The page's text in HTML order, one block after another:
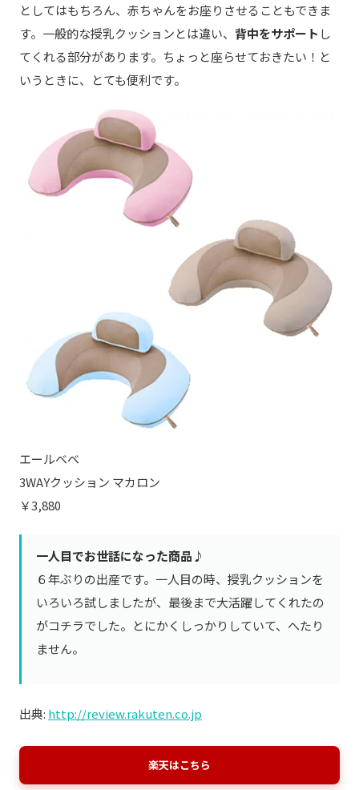
としてはもちろん、赤ちゃんをお座りさせることもできま
す。一般的な授乳クッションとは違い、 背中をサポート し
てくれる部分があります。ちょっと座らせておきたい！と
いうときに、とても便利です。
エールベベ
3WAYクッション マカロン
￥3,880
一人目でお世話になった商品♪
６年ぶりの出産です。一人目の時、授乳クッションを
いろいろ試しましたが、最後まで大活躍してくれたの
がコチラでした。とにかくしっかりしていて、へたり
ません。
出典: http://review.rakuten.co.jp
楽天はこちら